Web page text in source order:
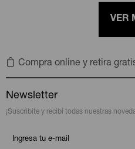
VER
Compra online y retira
Newsletter
¡Suscribite y recibí todas nuestras